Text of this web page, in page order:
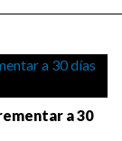
a 30